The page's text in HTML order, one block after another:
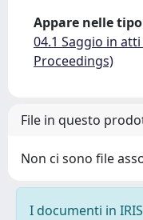
Appare nelle
04.1 Saggio in
Proceedings)
File in questo
Non ci sono file
I documenti in